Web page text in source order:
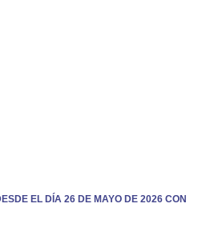
EL DÍA 26 DE MAYO DE 2026 CON